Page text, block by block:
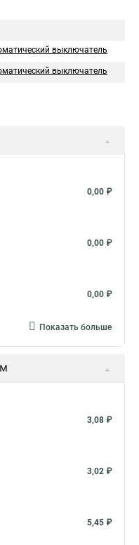
выключатель
выключатель
0,00 ₽
0,00 ₽
0,00 ₽
Показать больше
3,08 ₽
3,02 ₽
5,45 ₽